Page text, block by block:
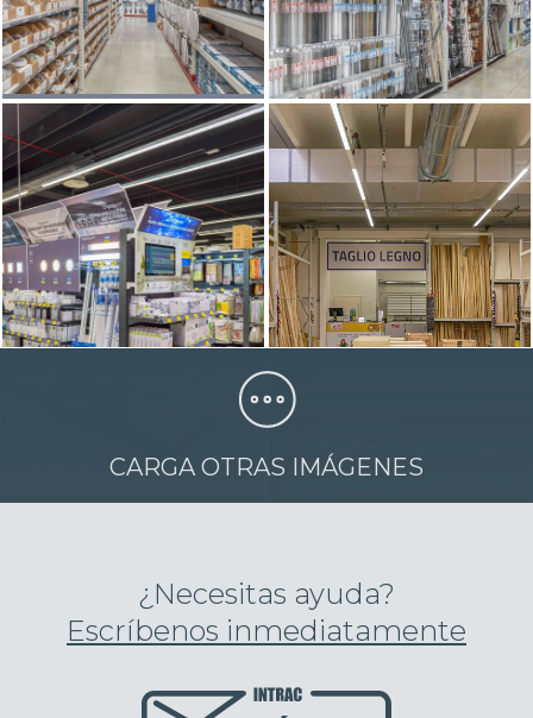
CARGA OTRAS IMÁGENES
¿Necesitas ayuda?
Escríbenos inmediatamente